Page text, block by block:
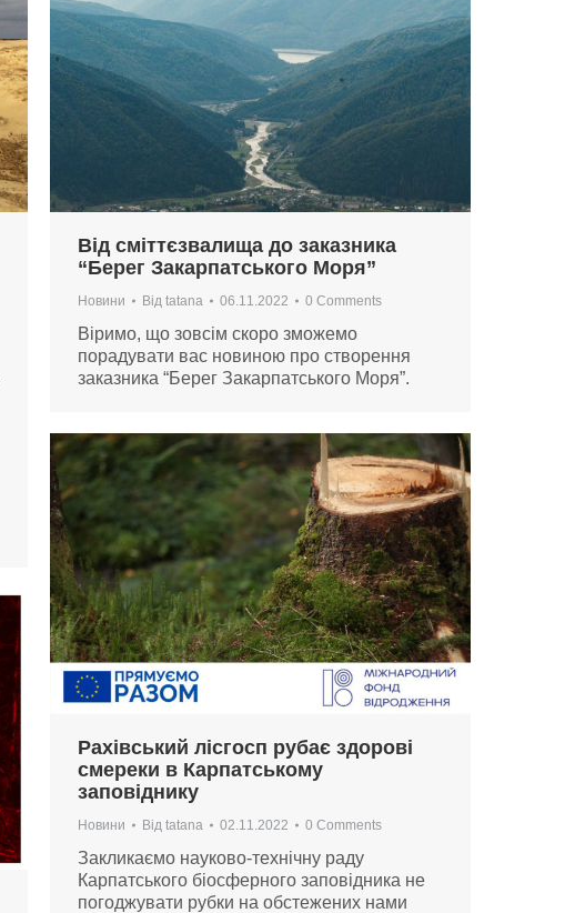
Від сміттєзвалища до заказника
“Берег Закарпатського Моря”
Новини Від tatana 06.11.2022 0 Comments
Віримо, що зовсім скоро зможемо
порадувати вас новиною про створення
заказника “Берег Закарпатського Моря”.
Рахівський лісгосп рубає здорові
смереки в Карпатському
заповіднику
Новини Від tatana 02.11.2022 0 Comments
Закликаємо науково-технічну раду
Карпатського біосферного заповідника не
погоджувати рубки на обстежених нами